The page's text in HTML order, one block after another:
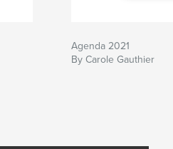
Agenda 2021
By Carole Gauthier